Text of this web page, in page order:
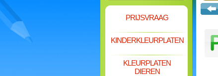
PRIJSVRAAG
KINDERKLEURPLATEN
KLEURPLATEN
DIEREN